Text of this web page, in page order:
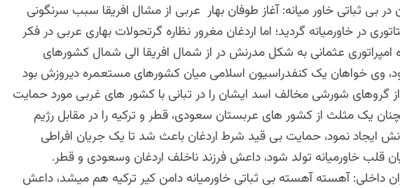
بی ثباتی خاور میانه: آغاز طوفان بهار عربی از مشال افریقا سبب سرنگونی
در خاورمیانه گردید؛ اما اردغان مغرور نظاره گرتحولات بهاری عربی در فکر
امپراتوری عثمانی به شکل مدرنش در از شمال افریقا الی شمال کشورهای
وی خواهان یک کنفدراسیون اسلامی میان کشورهای مستعمره دیروزش بود
گروهای شورشی مخالف اسد ایشان را در تبانی با کشور های غربی مورد حمایت
یک مثلث از کشور های عربستان سعودی، قطر و ترکیه را در مقابل رژیم
ایجاد نمود، حمایت بی قید شرط اردغان باعث شد تا یک جریان افراطی
قلب خاورمیانه تولد شود، داعش فرزند ناخلف اردغان وسعودی و قطر.
داخلی: آهسته آهسته بی ثباتی خاورمیانه دامن کیر ترکیه هم میشد، داعش